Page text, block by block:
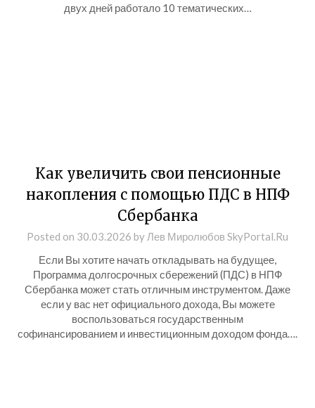
двух дней работало 10 тематических…
Как увеличить свои пенсионные
накопления с помощью ПДС в НПФ
Сбербанка
Posted on 30.03.2026 by Лев Миролюбов SkyPortal.Ru
Если Вы хотите начать откладывать на будущее,
Программа долгосрочных сбережений (ПДС) в НПФ
Сбербанка может стать отличным инструментом. Даже
если у вас нет официального дохода, Вы можете
воспользоваться государственным
софинансированием и инвестиционным доходом фонда….